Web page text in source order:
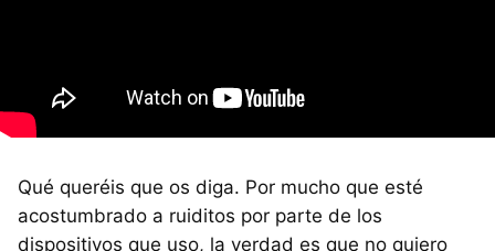
Qué queréis que os diga. Por mucho que esté
acostumbrado a ruiditos por parte de los
dispositivos que uso, la verdad es que no quiero